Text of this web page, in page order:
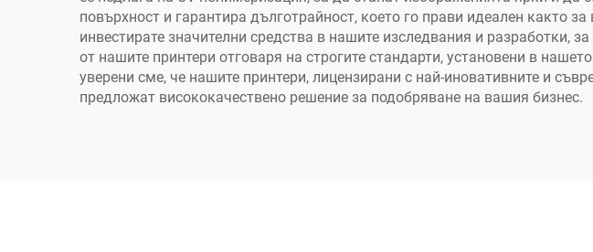
повърхност и гарантира дълготрайност, което го прави идеален както
инвестирате значителни средства в нашите изследвания и разработки,
от нашите принтери отговаря на строгите стандарти, установени в
уверени сме, че нашите принтери, лицензирани с най-иновативните и
предложат висококачествено решение за подобряване на вашия бизнес.